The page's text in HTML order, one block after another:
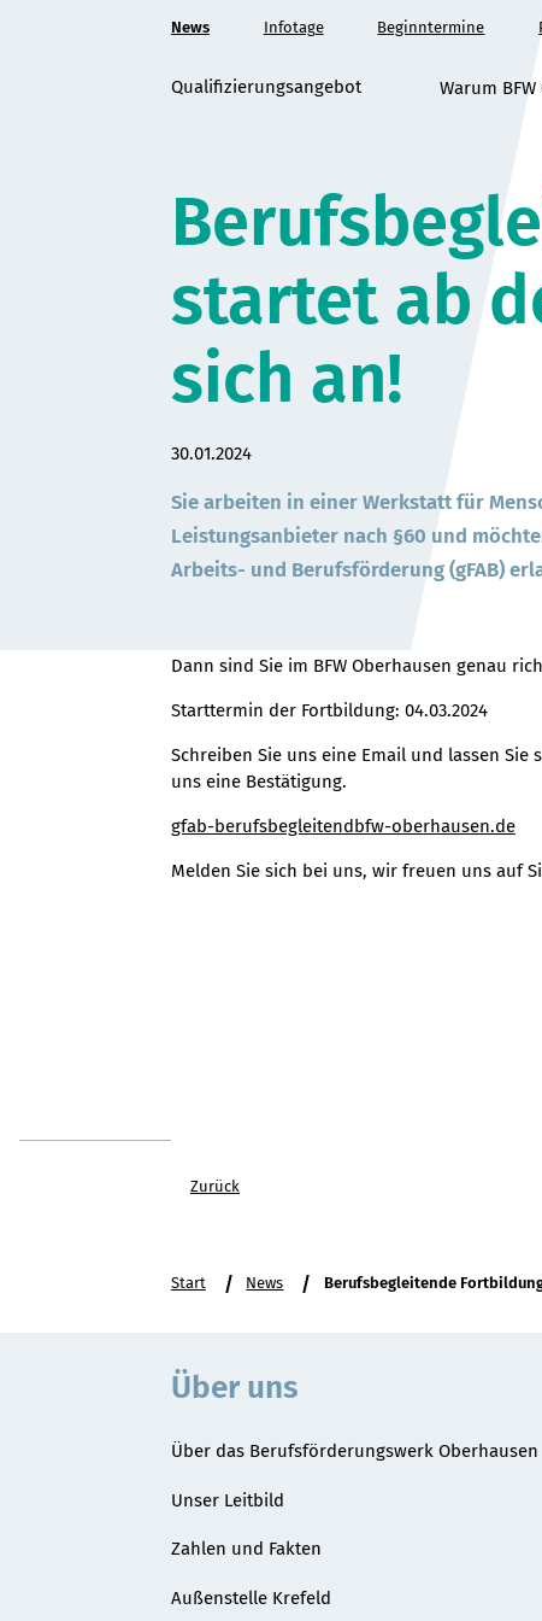
News Infotage Beginntermine
Qualifizierungsangebot Warum
startet ab
sich an!
Datum:
30.01.2024
Sie arbeiten in einer Werkstatt für
Leistungsanbieter nach §60 und
Arbeits- und Berufsförderung (gFAB)
Dann sind Sie im BFW Oberhausen genau
Starttermin der Fortbildung: 04.03.2024
Schreiben Sie uns eine Email und lassen
uns eine Bestätigung.
gfab-berufsbegleitendbfw-oberhausen.de
Melden Sie sich bei uns, wir freuen uns auf
Zurück
Sie
Start News Berufsbegleitende
Über uns
Über das Berufsförderungswerk Oberhausen
Unser Leitbild
Zahlen und Fakten
Außenstelle Krefeld